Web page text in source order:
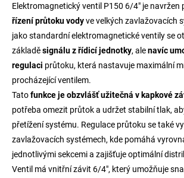
Elektromagnetický ventil P150 6/4" je navržen
řízení průtoku vodyve velkých zavlažovacích
jako standardní elektromagnetické ventily se
základěsignálu z řídicí jednotky, alenavíc
regulaci průtoku, která nastavuje maximální
procházející ventilem.
Tatofunkce je obzvlášť užitečná v kapkové
potřeba omezit průtok a udržet stabilní tlak,
přetížení systému. Regulace průtoku se také
zavlažovacích systémech, kde pomáhá
jednotlivými sekcemi a zajišťuje optimální
Ventil má vnitřní závit 6/4", který umožňuje